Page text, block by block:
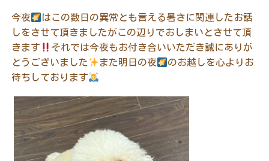
今夜
はこの数日の異常とも言える暑さに関連したお話
しをさせて頂きましたがこの辺りでおしまいとさせて頂
きます
それでは今夜もお付き合いいただき誠にありが
とうございました
また明日の夜
のお越しを心よりお
待ちしております